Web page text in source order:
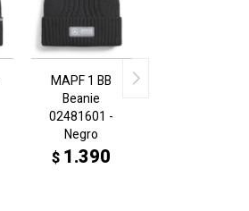
MAPF 1 BB
Beanie
02481601 -
Negro
$ 1.390